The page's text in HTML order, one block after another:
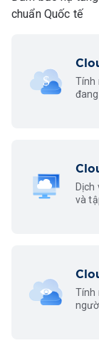
chuẩn Quốc tế
Tính
Dịch
và
Tính